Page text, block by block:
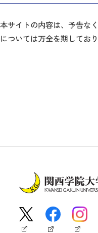
本サイトの内容は、予告な
については万全を期してお